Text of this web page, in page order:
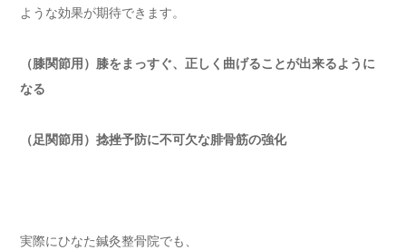
ような効果が期待できます。
（膝関節用）膝をまっすぐ、正しく曲げることが出来るように
なる
（足関節用）捻挫予防に不可欠な腓骨筋の強化
実際にひなた鍼灸整骨院でも、